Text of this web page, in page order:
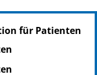
für Patienten